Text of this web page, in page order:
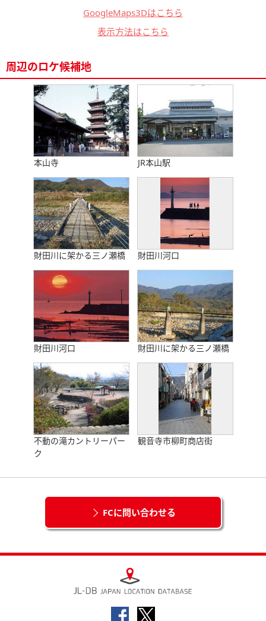
GoogleMaps3Dはこちら
表示方法はこちら
周辺のロケ候補地
本山寺 JR本山駅
財田川に架かる三ノ瀬橋 財田川河口
財田川河口 財田川に架かる三ノ瀬橋
不動の滝カントリーパー
ク
観音寺市柳町商店街
FCに問い合わせる